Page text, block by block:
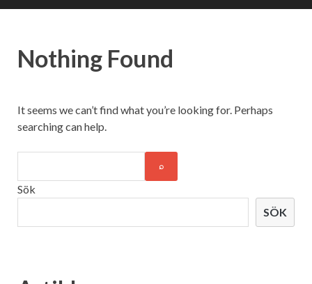
Nothing Found
It seems we can’t find what you’re looking for. Perhaps
searching can help.
Sök
SÖK